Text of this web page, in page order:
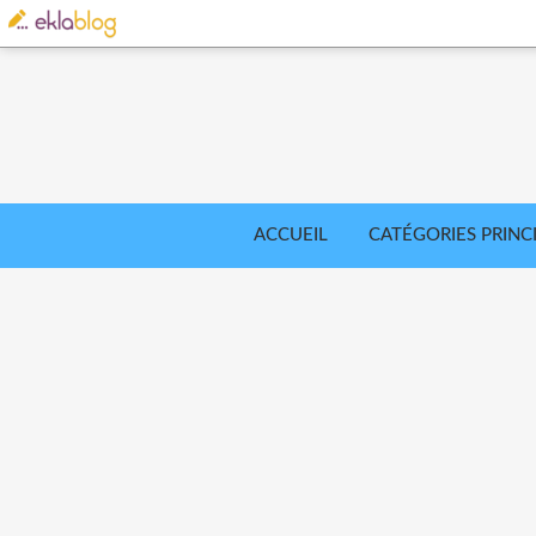
ACCUEIL CATÉGORIES